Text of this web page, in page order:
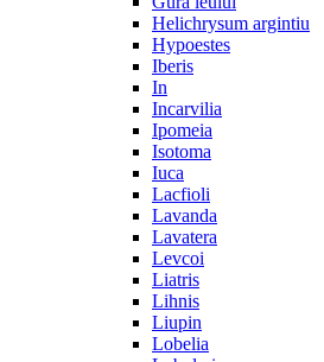
Helichrysum argintiu
Hypoestes
Iberis
In
Incarvilia
Ipomeia
Isotoma
Iuca
Lacfioli
Lavanda
Lavatera
Levcoi
Liatris
Lihnis
Liupin
Lobelia